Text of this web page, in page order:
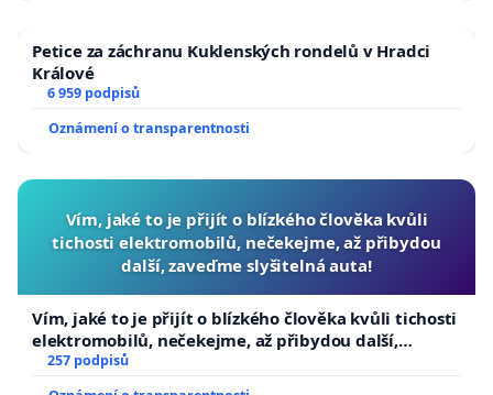
Petice za záchranu Kuklenských rondelů v Hradci
Králové
6 959 podpisů
Oznámení o transparentnosti
Vím, jaké to je přijít o blízkého člověka kvůli
tichosti elektromobilů, nečekejme, až přibydou
další, zaveďme slyšitelná auta!
Vím, jaké to je přijít o blízkého člověka kvůli tichosti
elektromobilů, nečekejme, až přibydou další,
zaveďme slyšitelná auta!
257 podpisů